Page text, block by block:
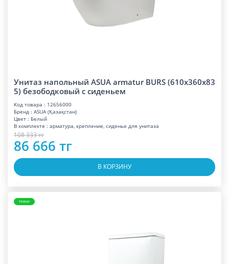
Унитаз напольный ASUA armatur BURS (610x360x83
5) безободковый с сиденьем
Код товара : 12656000
Бренд : ASUA (Қазақстан)
Цвет : Белый
В комплекте : арматура, крепление, сиденье для унитаза
108 333 тг
86 666 тг
В КОРЗИНУ
Новое